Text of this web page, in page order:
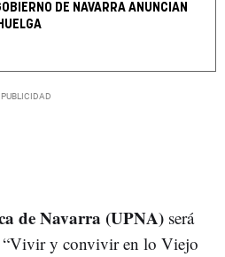
DE NAVARRA ANUNCIAN
de Navarra (UPNA) será
“Vivir y convivir en lo Viejo